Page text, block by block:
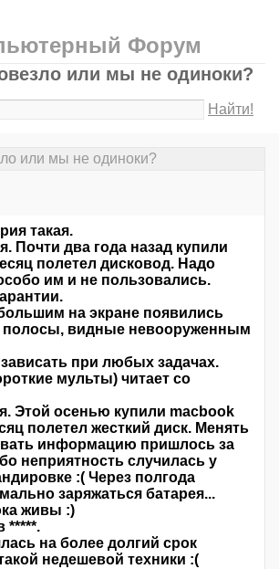
Форум
или мы не одиноки?
Найти!
или мы не одиноки?
такая.
Почти два года назад купили
полетел дисковод. Надо
им и не пользовались.
на экране появились
полосы, видные невооруженным
при любых задачах.
мульты) читает со
Этой осенью купили macbook
полетел жесткий диск. Менять
информацию пришлось за
неприятность случилась у
:( Через полгода
заряжаться батарея...
живы :)
*****.
на более долгий срок
недешевой техники :(